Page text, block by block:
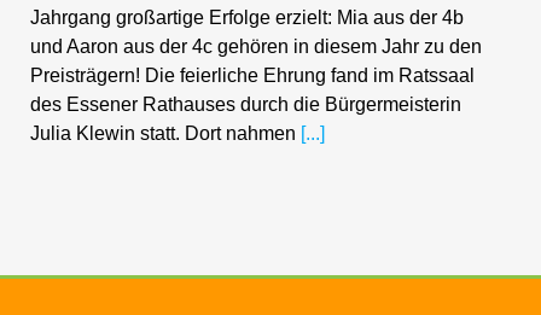
Jahrgang großartige Erfolge erzielt: Mia aus der 4b
und Aaron aus der 4c gehören in diesem Jahr zu den
Preisträgern! Die feierliche Ehrung fand im Ratssaal
des Essener Rathauses durch die Bürgermeisterin
Julia Klewin statt. Dort nahmen [...]